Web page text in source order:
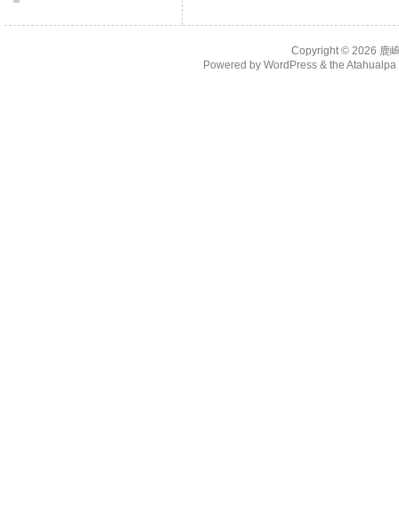
Copyright © 2026 鹿
Powered by WordPress& the Atahualpa